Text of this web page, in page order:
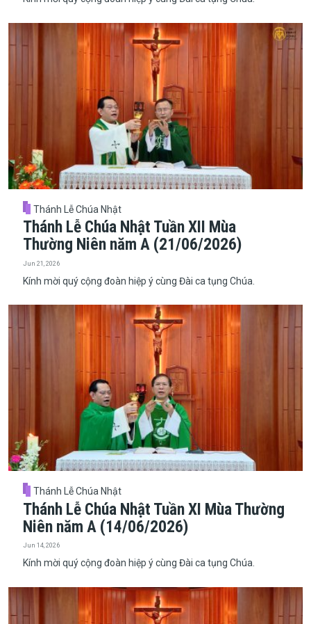
Thánh Lễ Chúa Nhật
Thánh Lễ Chúa Nhật Tuần XII Mùa
Thường Niên năm A (21/06/2026)
Jun 21, 2026
Kính mời quý cộng đoàn hiệp ý cùng Đài ca tụng Chúa.
Thánh Lễ Chúa Nhật
Thánh Lễ Chúa Nhật Tuần XI Mùa Thường
Niên năm A (14/06/2026)
Jun 14, 2026
Kính mời quý cộng đoàn hiệp ý cùng Đài ca tụng Chúa.